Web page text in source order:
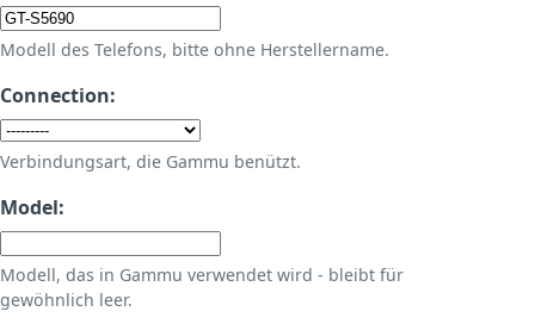
Modell des Telefons, bitte ohne Herstellername.
Connection:
Verbindungsart, die Gammu benützt.
Model:
Modell, das in Gammu verwendet wird - bleibt für
gewöhnlich leer.